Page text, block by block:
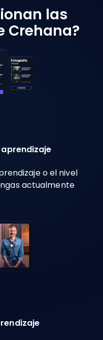
las
Crehana?
o el nivel
actualmente